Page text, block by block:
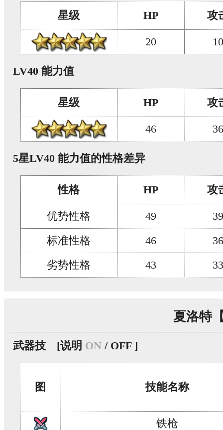
星级 HP 攻
20 10
LV40 能力值
星级 HP 攻
46 36
5星LV40 能力值的性格差异
性格 HP 攻
优势性格 49
39
标准性格
46
36
劣势性格
43 33
夏洛特
武器技 [说明 ON / OFF ]
图 技能名称
铁枪